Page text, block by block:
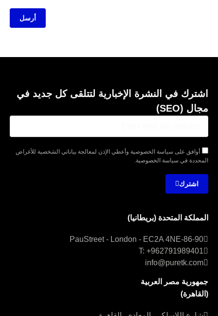
أرسل
اشترك في النشرة الإخبارية لتتلقى كل جديد في
مجال (SEO)
أوافق على سياسة الخصوصية وأعطي الإذن لمعالجة بياناتي الشخصية للأغراض
المحددة في سياسة الخصوصية.
اشترك
المملكة المتحدة (بريطانيا)
86-90-PauStreet - London - EC2A 4NE
T: +962791989401
info@puretk.com
جمهورية مصر العربية
(القاهرة)